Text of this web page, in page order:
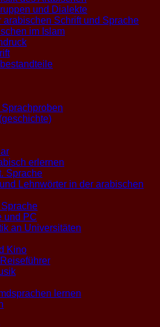
und Dialekte
arabischen Schrift und Sprache
im Islam
erlernen
Sprache
Lehnwörter in der arabischen
und PC
an Universitäten
Kino
lernen